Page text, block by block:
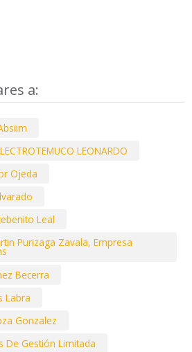
a:
LEONARDO
Ojeda
Leal
Purizaga Zavala, Empresa
Becerra
Labra
Gonzalez
De Gestión Limitada